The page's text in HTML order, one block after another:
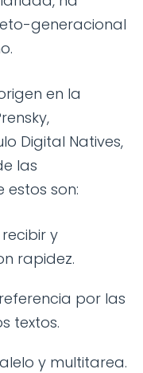
generacional
en la
Digital Natives,
las
son:
y
rapidez.
por las
textos.
y multitarea.